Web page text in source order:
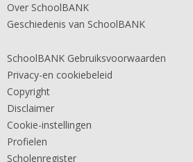
Over SchoolBANK
Geschiedenis van SchoolBANK
SchoolBANK Gebruiksvoorwaarden
Privacy-en cookiebeleid
Copyright
Disclaimer
Cookie-instellingen
Profielen
Scholenregister